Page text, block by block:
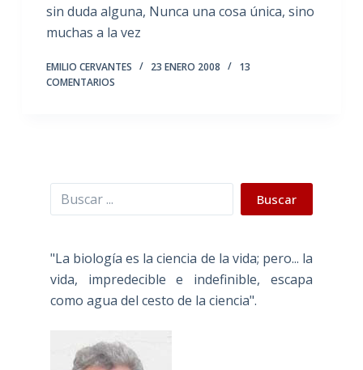
sin duda alguna, Nunca una cosa única, sino
muchas a la vez
EMILIO CERVANTES 23 ENERO 2008
13
COMENTARIOS
Buscar Buscar
"La biología es la ciencia de la vida; pero... la
vida, impredecible e indefinible, escapa
como agua del cesto de la ciencia".